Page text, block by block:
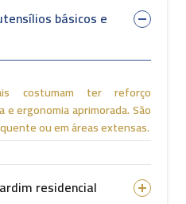
específicos
com a dimensão do
é essencial para um manejo
ou de baixa qualidade
das raízes, causar cortes
material de fabricação. Itens
básicos e
costumam ter reforço
ergonomia aprimorada. São
ou em áreas extensas.
residencial